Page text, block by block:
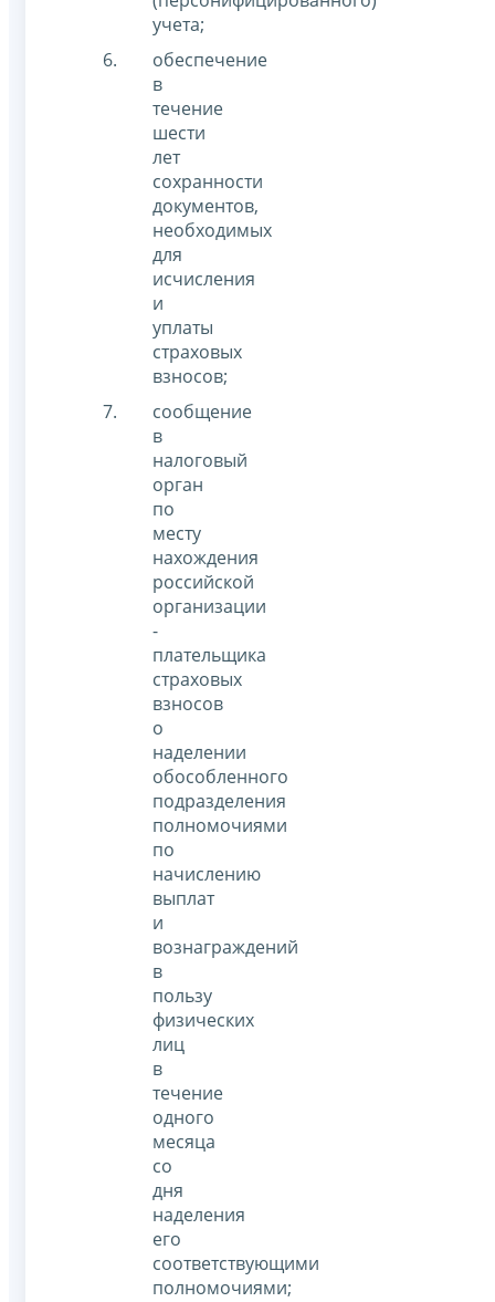
учета;
обеспечение
в
течение
шести
лет
сохранности
документов,
необходимых
для
исчисления
и
уплаты
страховых
взносов;
сообщение
в
налоговый
орган
по
месту
нахождения
российской
организации
-
плательщика
страховых
взносов
о
наделении
обособленного
подразделения
полномочиями
по
начислению
выплат
и
вознаграждений
в
пользу
физических
лиц
в
течение
одного
месяца
со
дня
наделения
его
соответствующими
полномочиями;